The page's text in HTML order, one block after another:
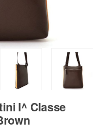
I^ Classe